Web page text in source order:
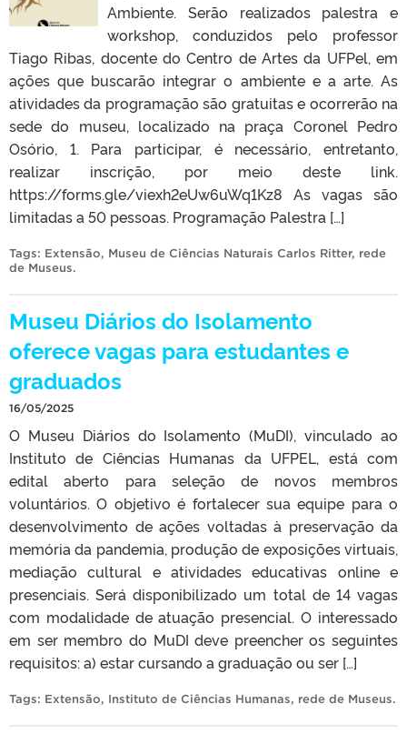
Ambiente. Serão realizados palestra e
workshop, conduzidos pelo professor
Tiago Ribas, docente do Centro de Artes da UFPel, em
ações que buscarão integrar o ambiente e a arte. As
atividades da programação são gratuitas e ocorrerão na
sede do museu, localizado na praça Coronel Pedro
Osório, 1. Para participar, é necessário, entretanto,
realizar inscrição, por meio deste link.
https://forms.gle/viexh2eUw6uWq1Kz8 As vagas são
limitadas a 50 pessoas. Programação Palestra […]
Tags: Extensão, Museu de Ciências Naturais Carlos Ritter, rede
de Museus.
Museu Diários do Isolamento
oferece vagas para estudantes e
graduados
16/05/2025
O Museu Diários do Isolamento (MuDI), vinculado ao
Instituto de Ciências Humanas da UFPEL, está com
edital aberto para seleção de novos membros
voluntários. O objetivo é fortalecer sua equipe para o
desenvolvimento de ações voltadas à preservação da
memória da pandemia, produção de exposições virtuais,
mediação cultural e atividades educativas online e
presenciais. Será disponibilizado um total de 14 vagas
com modalidade de atuação presencial. O interessado
em ser membro do MuDI deve preencher os seguintes
requisitos: a) estar cursando a graduação ou ser […]
Tags: Extensão, Instituto de Ciências Humanas, rede de Museus.